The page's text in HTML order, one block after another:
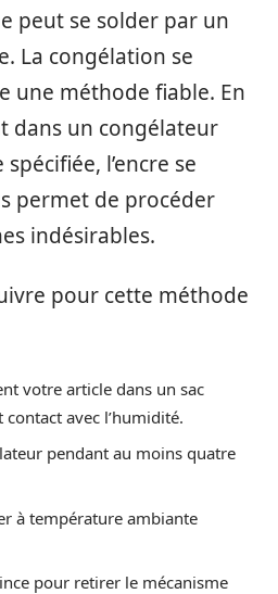
peut se solder par un
La congélation se
une méthode fiable. En
dans un congélateur
l’encre se
permet de procéder
indésirables.
pour cette méthode
votre article dans un sac
avec l’humidité.
pendant au moins quatre
à température ambiante
pour retirer le mécanisme